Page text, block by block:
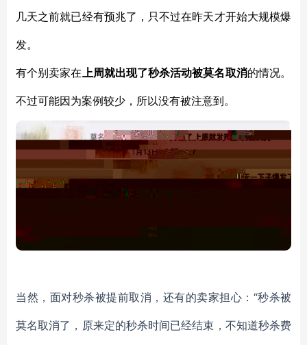
几天之前就已经有预兆了，只不过在昨天才开始大规模爆
发。
有个别卖家在 上周就出现了秒杀活动被莫名取消的情况。
不过可能因为案例较少，所以没有被注意到。
当然，面对秒杀被提前取消，还有的卖家担心： “秒杀被
莫名取消了，原来定的秒杀时间已经结束，不知道秒杀费